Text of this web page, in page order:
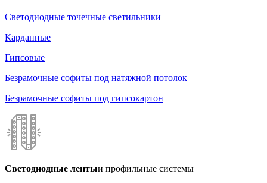
Светодиодные точечные светильники
Карданные
Гипсовые
Безрамочные софиты под натяжной потолок
Безрамочные софиты под гипсокартон
Светодиодные лентыи профильные системы